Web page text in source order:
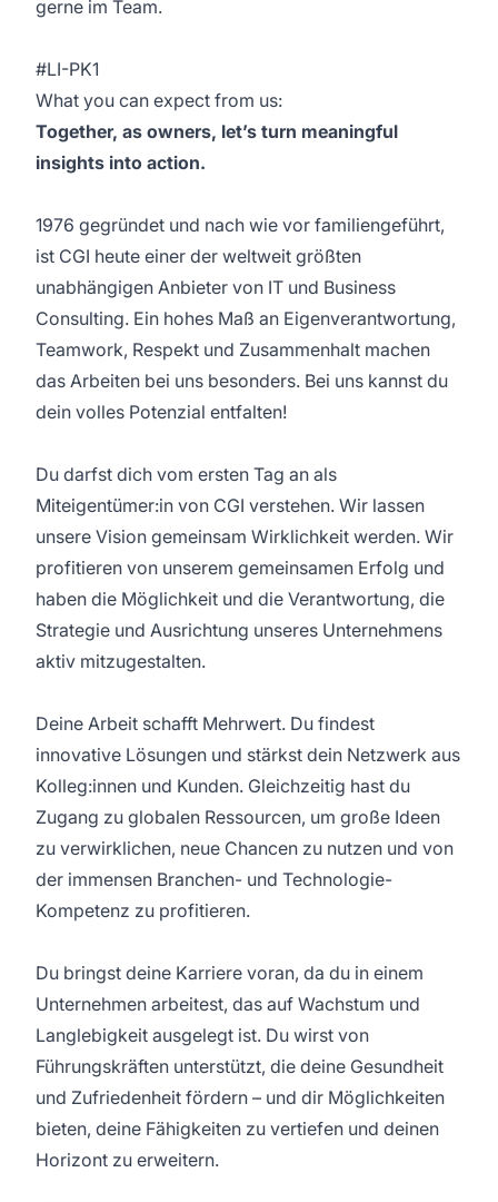
gerne im Team.
#LI-PK1
What you can expect from us:
Together, as owners, let’s turn meaningful
insights into action.
1976 gegründet und nach wie vor familiengeführt,
ist CGI heute einer der weltweit größten
unabhängigen Anbieter von IT und Business
Consulting. Ein hohes Maß an Eigenverantwortung,
Teamwork, Respekt und Zusammenhalt machen
das Arbeiten bei uns besonders. Bei uns kannst du
dein volles Potenzial entfalten!
Du darfst dich vom ersten Tag an als
Miteigentümer:in von CGI verstehen. Wir lassen
unsere Vision gemeinsam Wirklichkeit werden. Wir
profitieren von unserem gemeinsamen Erfolg und
haben die Möglichkeit und die Verantwortung, die
Strategie und Ausrichtung unseres Unternehmens
aktiv mitzugestalten.
Deine Arbeit schafft Mehrwert. Du findest
innovative Lösungen und stärkst dein Netzwerk aus
Kolleg:innen und Kunden. Gleichzeitig hast du
Zugang zu globalen Ressourcen, um große Ideen
zu verwirklichen, neue Chancen zu nutzen und von
der immensen Branchen- und Technologie-
Kompetenz zu profitieren.
Du bringst deine Karriere voran, da du in einem
Unternehmen arbeitest, das auf Wachstum und
Langlebigkeit ausgelegt ist. Du wirst von
Führungskräften unterstützt, die deine Gesundheit
und Zufriedenheit fördern – und dir Möglichkeiten
bieten, deine Fähigkeiten zu vertiefen und deinen
Horizont zu erweitern.